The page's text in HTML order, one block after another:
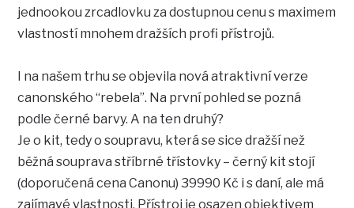
jednookou zrcadlovku za dostupnou cenu s maximem
vlastností mnohem dražších profi přístrojů.
I na našem trhu se objevila nová atraktivní verze
canonského “rebela”. Na první pohled se pozná
podle černé barvy. A na ten druhý?
Je o kit, tedy o soupravu, která se sice dražší než
běžná souprava stříbrné třístovky – černý kit stojí
(doporučená cena Canonu) 39990 Kč i s daní, ale má
zajímavé vlastnosti. Přístroj je osazen objektivem